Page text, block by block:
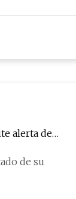
de su